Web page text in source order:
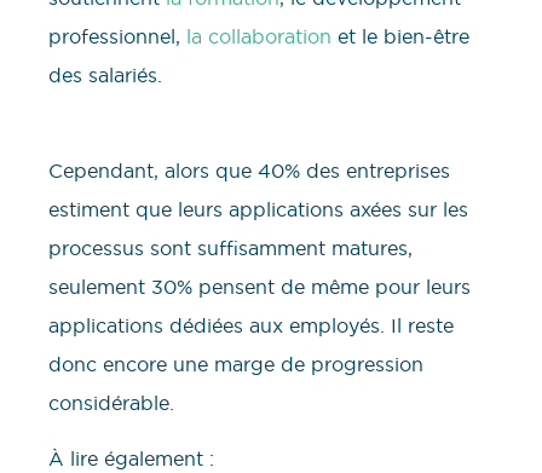
professionnel, la collaboration et le bien-être
des salariés.
Cependant, alors que 40% des entreprises
estiment que leurs applications axées sur les
processus sont suffisamment matures,
seulement 30% pensent de même pour leurs
applications dédiées aux employés. Il reste
donc encore une marge de progression
considérable.
À lire également :